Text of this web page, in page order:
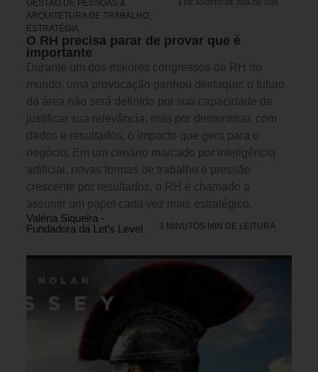
GESTÃO DE PESSOAS &
ARQUITETURA DE TRABALHO
ESTRATÉGIA
4 DE AGOSTO DE 2026 DE 2026
O RH precisa parar de provar que é
importante
Durante um dos maiores congressos de RH do
mundo, uma provocação ganhou destaque: o futuro
da área não será definido por sua capacidade de
justificar sua relevância, mas por demonstrar, com
dados e resultados, o impacto que gera para o
negócio. Em um cenário marcado por inteligência
artificial, novas formas de trabalho e pressão
crescente por resultados, o RH é chamado a
assumir um papel cada vez mais estratégico.
Valéria Siqueira -
Fundadora da Let’s Level
3 MINUTOS MIN DE LEITURA